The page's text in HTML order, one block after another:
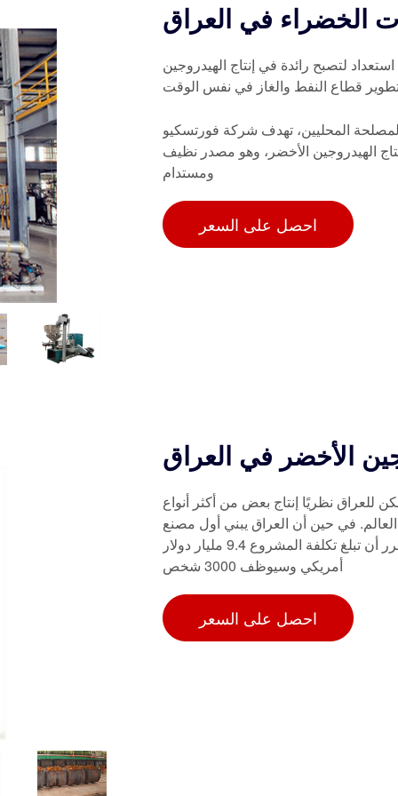
الخضراء في العراق
لتصبح رائدة في إنتاج الهيدروجين
المحليين، تهدف شركة فورتسكيو
الهيدروجين الأخضر، وهو مصدر نظيف
ومستدام
احصل على السعر
الأخضر في العراق
للعراق نظريًا إنتاج بعض من أكثر أنواع
في حين أن العراق يبني أول مصنع
هيدروجين أخضر متكامل رأسيًا على نطاق واسع. ومن المقرر أن تبلغ تكلفة المشروع 9.4 مليار دولار
أمريكي وسيوظف 3000 شخص
احصل على السعر